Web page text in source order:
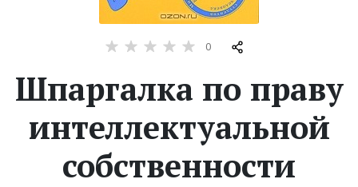
Жанры
Серии
Экранизации
0
Шпаргалка по праву
интеллектуальной
собственности